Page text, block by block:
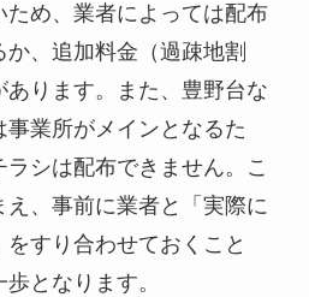
ため、業者によっては配布
、追加料金（過疎地割
ります。また、豊野台な
事業所がメインとなるた
シは配布できません。こ
、事前に業者と「実際に
すり合わせておくこと
となります。